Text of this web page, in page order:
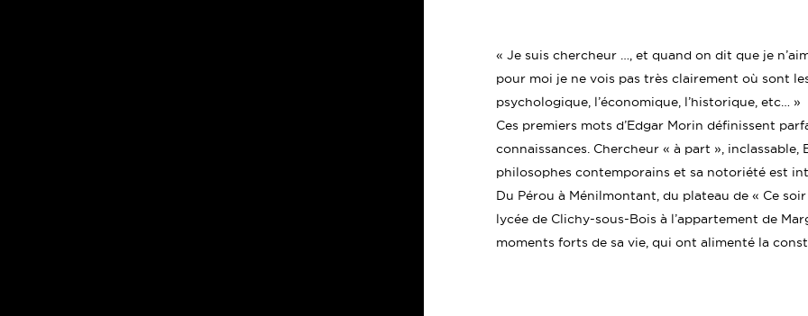
« Je suis chercheur …, et quand on dit que je
pour moi je ne vois pas très clairement où sont
psychologique, l’économique, l’historique, etc… »
Ces premiers mots d’Edgar Morin définissent
connaissances. Chercheur « à part »,
philosophes contemporains et sa notoriété est
Du Pérou à Ménilmontant, du plateau de « Ce
lycée de Clichy-sous-Bois à l’appartement de
moments forts de sa vie, qui ont alimenté la